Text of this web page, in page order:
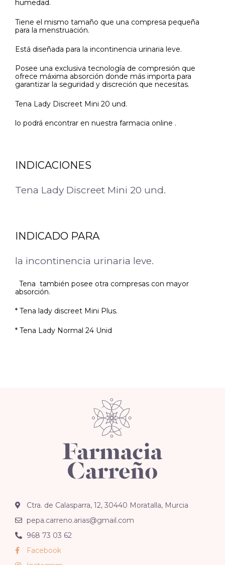
humedad.
Tiene el mismo tamaño que una compresa pequeña
para la menstruación.
Está diseñada para la incontinencia urinaria leve.
Posee una exclusiva tecnología de compresión que
ofrece máxima absorción donde más importa para
garantizar la seguridad y discreción que necesitas.
Tena Lady Discreet Mini 20 und.
lo podrá encontrar en nuestra farmacia online .
INDICACIONES
Tena Lady Discreet Mini 20 und.
INDICADO PARA
la incontinencia urinaria leve.
Tena también posee otra compresas con mayor
absorción.
* Tena lady discreet Mini Plus.
* Tena Lady Normal 24 Unid
Ctra. de Calasparra, 12, 30440 Moratalla, Murcia
pepa.carreno.arias@gmail.com
968 73 03 62
Facebook